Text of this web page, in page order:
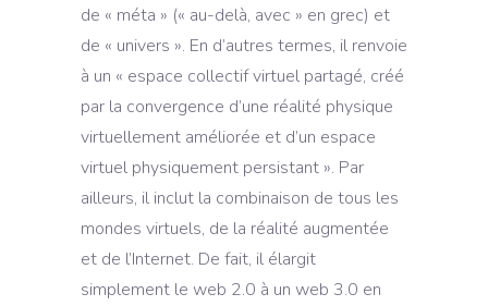
de « méta » (« au-delà, avec » en grec) et
de « univers ». En d’autres termes, il renvoie
à un « espace collectif virtuel partagé, créé
par la convergence d’une réalité physique
virtuellement améliorée et d’un espace
virtuel physiquement persistant ». Par
ailleurs, il inclut la combinaison de tous les
mondes virtuels, de la réalité augmentée
et de l’Internet. De fait, il élargit
simplement le web 2.0 à un web 3.0 en